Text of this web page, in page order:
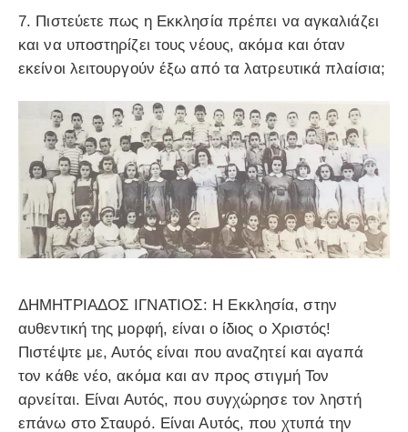
7. Πιστεύετε πως η Εκκλησία πρέπει να αγκαλιάζει
και να υποστηρίζει τους νέους, ακόμα και όταν
εκείνοι λειτουργούν έξω από τα λατρευτικά πλαίσια;
ΔΗΜΗΤΡΙΑΔΟΣ ΙΓΝΑΤΙΟΣ: Η Εκκλησία, στην
αυθεντική της μορφή, είναι ο ίδιος ο Χριστός!
Πιστέψτε με, Αυτός είναι που αναζητεί και αγαπά
τον κάθε νέο, ακόμα και αν προς στιγμή Τον
αρνείται. Είναι Αυτός, που συγχώρησε τον ληστή
επάνω στο Σταυρό. Είναι Αυτός, που χτυπά την